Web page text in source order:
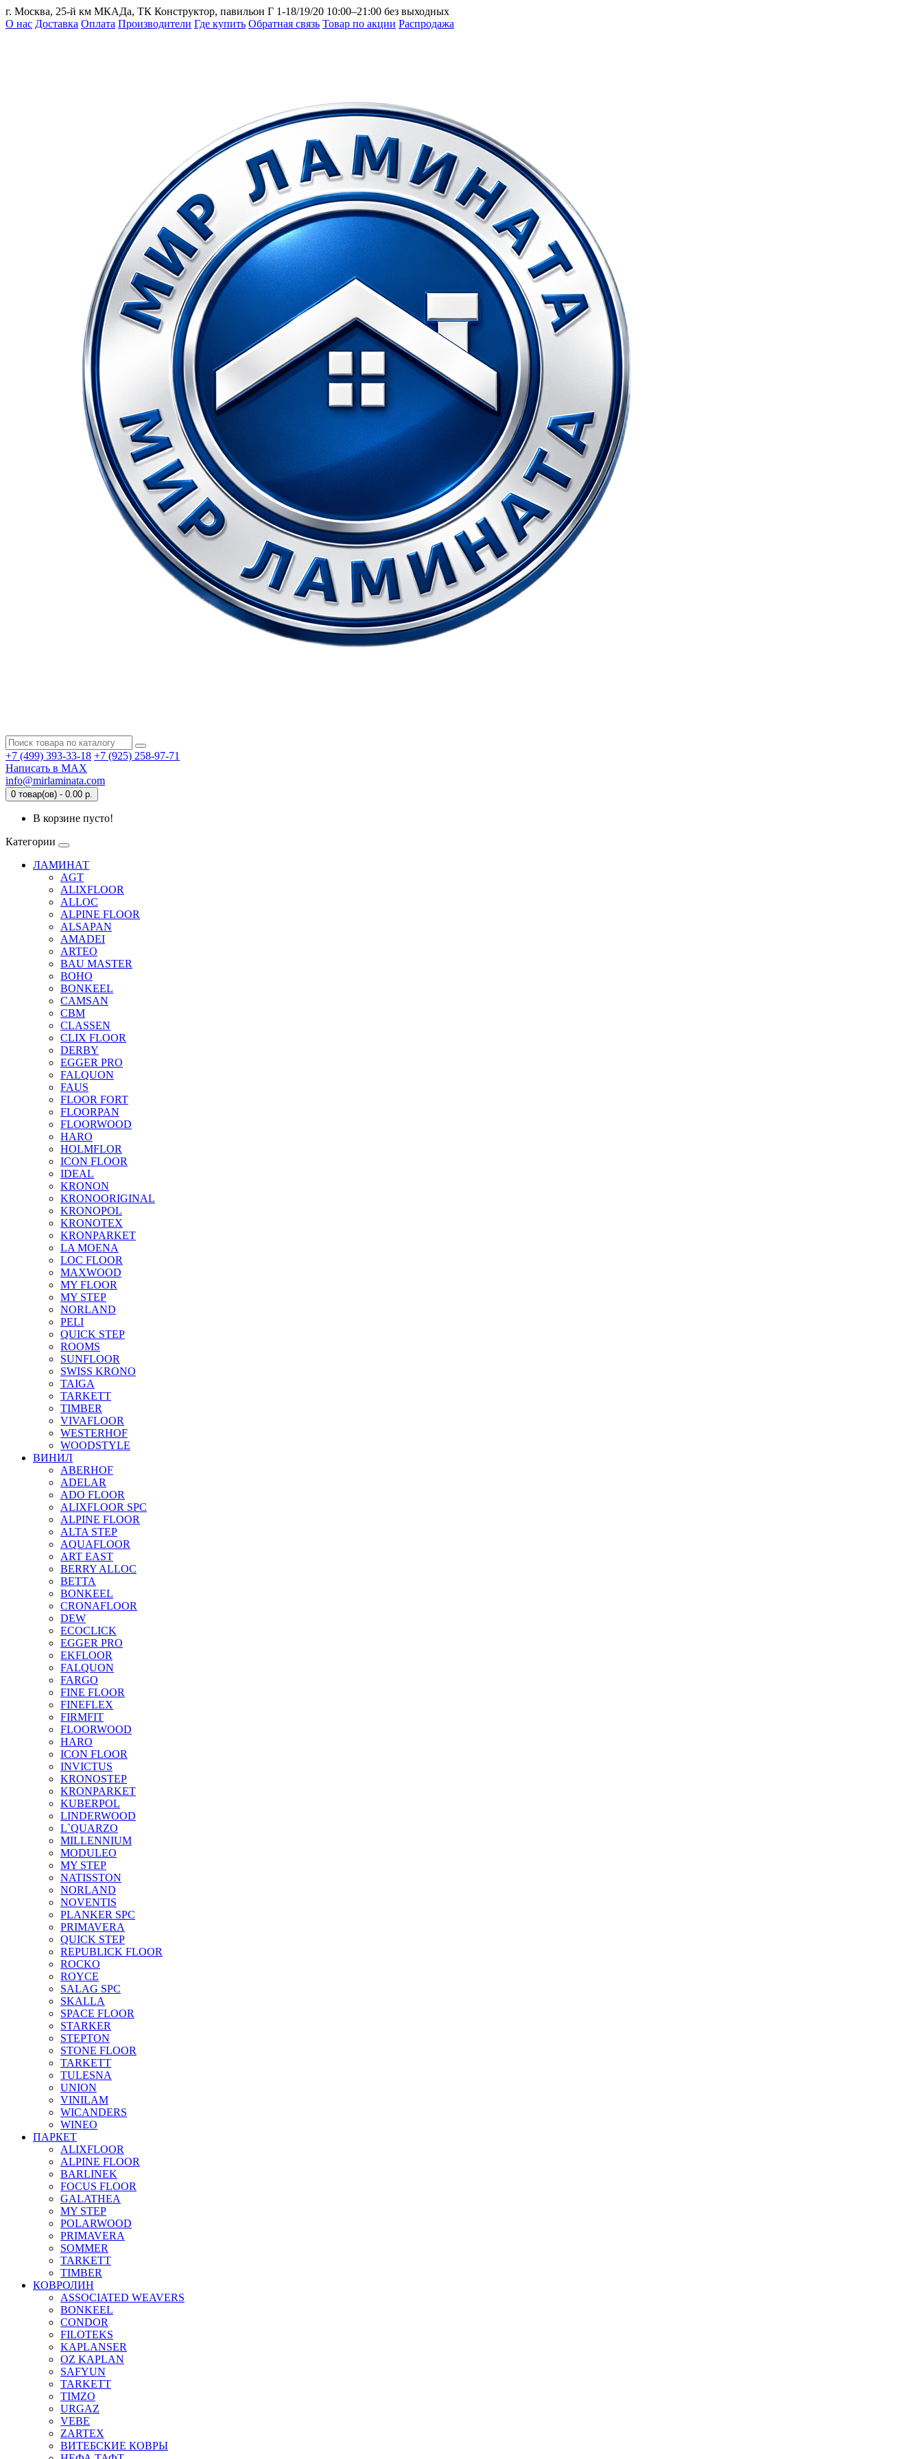
г. Москва, 25-й км МКАДа, ТК Конструктор, павильон Г 1-18/19/20 10:00–21:00 без выходных
О нас Доставка Оплата Производители Где купить Обратная связь Товар по акции Распродажа
+7 (499) 393-33-18 +7 (925) 258-97-71
Написать в MAX
info@mirlaminata.com
0 товар(ов) - 0.00 р.
В корзине пусто!
Категории
ЛАМИНАТ
AGT
ALIXFLOOR
ALLOC
ALPINE FLOOR
ALSAPAN
AMADEI
ARTEO
BAU MASTER
BOHO
BONKEEL
CAMSAN
CBM
CLASSEN
CLIX FLOOR
DERBY
EGGER PRO
FALQUON
FAUS
FLOOR FORT
FLOORPAN
FLOORWOOD
HARO
HOLMFLOR
ICON FLOOR
IDEAL
KRONON
KRONOORIGINAL
KRONOPOL
KRONOTEX
KRONPARKET
LA MOENA
LOC FLOOR
MAXWOOD
MY FLOOR
MY STEP
NORLAND
PELI
QUICK STEP
ROOMS
SUNFLOOR
SWISS KRONO
TAIGA
TARKETT
TIMBER
VIVAFLOOR
WESTERHOF
WOODSTYLE
ВИНИЛ
ABERHOF
ADELAR
ADO FLOOR
ALIXFLOOR SPC
ALPINE FLOOR
ALTA STEP
AQUAFLOOR
ART EAST
BERRY ALLOC
BETTA
BONKEEL
CRONAFLOOR
DEW
ECOCLICK
EGGER PRO
EKFLOOR
FALQUON
FARGO
FINE FLOOR
FINEFLEX
FIRMFIT
FLOORWOOD
HARO
ICON FLOOR
INVICTUS
KRONOSTEP
KRONPARKET
KUBERPOL
LINDERWOOD
L`QUARZO
MILLENNIUM
MODULEO
MY STEP
NATISSTON
NORLAND
NOVENTIS
PLANKER SPC
PRIMAVERA
QUICK STEP
REPUBLICK FLOOR
ROCKO
ROYCE
SALAG SPC
SKALLA
SPACE FLOOR
STARKER
STEPTON
STONE FLOOR
TARKETT
TULESNA
UNION
VINILAM
WICANDERS
WINEO
ПАРКЕТ
ALIXFLOOR
ALPINE FLOOR
BARLINEK
FOCUS FLOOR
GALATHEA
MY STEP
POLARWOOD
PRIMAVERA
SOMMER
TARKETT
TIMBER
КОВРОЛИН
ASSOCIATED WEAVERS
BONKEEL
CONDOR
FILOTEKS
KAPLANSER
OZ KAPLAN
SAFYUN
TARKETT
TIMZO
URGAZ
VEBE
ZARTEX
ВИТЕБСКИЕ КОВРЫ